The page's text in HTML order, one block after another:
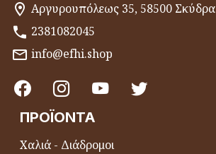
Αργυρουπόλεως 35, 58500 Σκύδρα
2381082045
info@efhi.shop
ΠΡΟΪΌΝΤΑ
Χαλιά - Διάδρομοι